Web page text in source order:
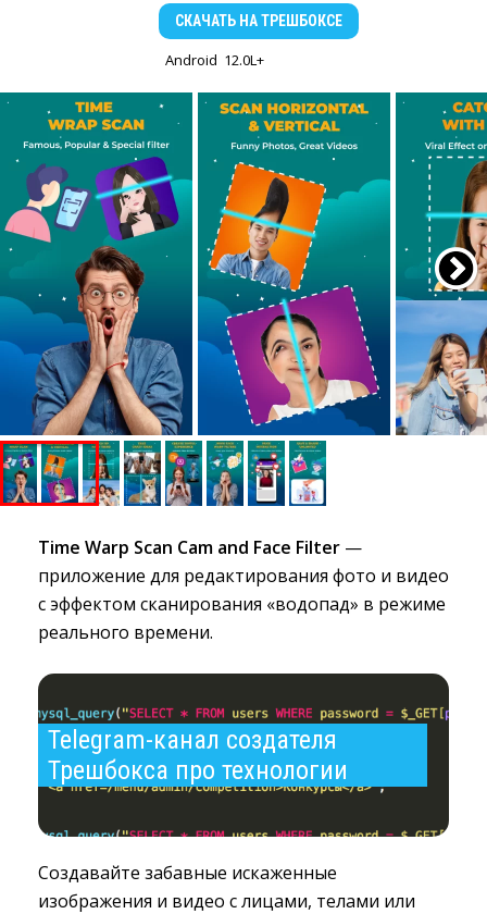
СКАЧАТЬ НА ТРЕШБОКСЕ
Android 12.0L+
Time Warp Scan Cam and Face Filter —
приложение для редактирования фото и видео
с эффектом сканирования «водопад» в режиме
реального времени.
Telegram-канал создателя
Трешбокса про технологии
Создавайте забавные искаженные
изображения и видео с лицами, телами или